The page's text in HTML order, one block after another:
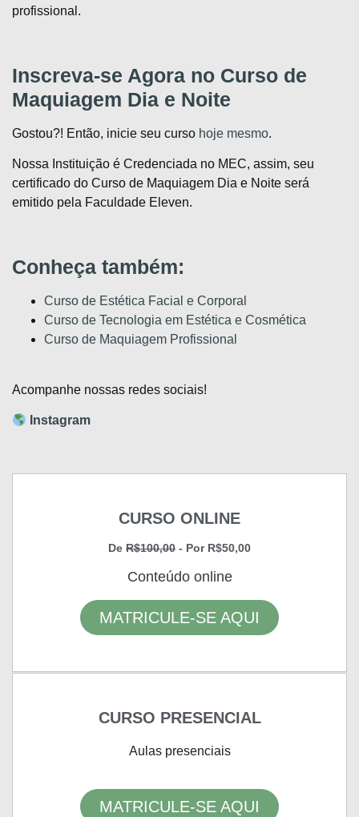
profissional.
Inscreva-se Agora no Curso de
Maquiagem Dia e Noite
Gostou?! Então, inicie seu curso hoje mesmo.
Nossa Instituição é Credenciada no MEC, assim, seu
certificado do Curso de Maquiagem Dia e Noite será
emitido pela Faculdade Eleven.
Conheça também:
Curso de Estética Facial e Corporal
Curso de Tecnologia em Estética e Cosmética
Curso de Maquiagem Profissional
Acompanhe nossas redes sociais!
Instagram
CURSO ONLINE
De R$100,00 - Por R$50,00
Conteúdo online
MATRICULE-SE AQUI
CURSO PRESENCIAL
Aulas presenciais
MATRICULE-SE AQUI